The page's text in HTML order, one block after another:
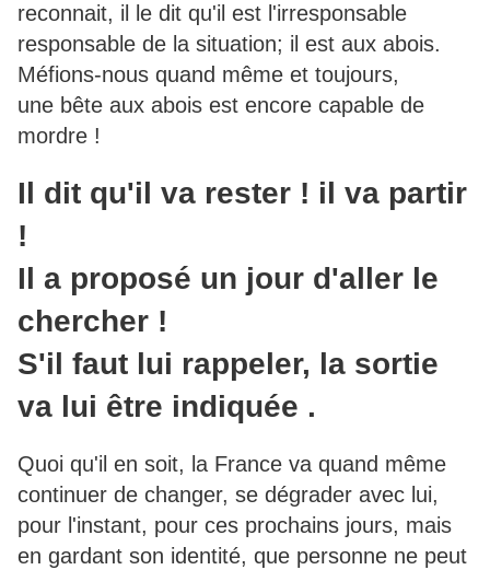
reconnait, il le dit qu'il est l'irresponsable
responsable de la situation; il est aux abois.
Méfions-nous quand même et toujours,
une bête aux abois est encore capable de
mordre !
Il dit qu'il va rester ! il va partir
!
Il a proposé un jour d'aller le
chercher !
S'il faut lui rappeler, la sortie
va lui être indiquée .
Quoi qu'il en soit, la France va quand même
continuer de changer, se dégrader avec lui,
pour l'instant, pour ces prochains jours, mais
en gardant son identité, que personne ne peut